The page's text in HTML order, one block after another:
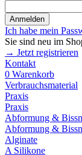
Anmelden
Ich habe mein
Sie sind neu im
→ Jetzt registrieren
Kontakt
0 Warenkorb
Verbrauchsmaterial
Praxis
Praxis
Abformung &
Abformung &
Alginate
A Silikone